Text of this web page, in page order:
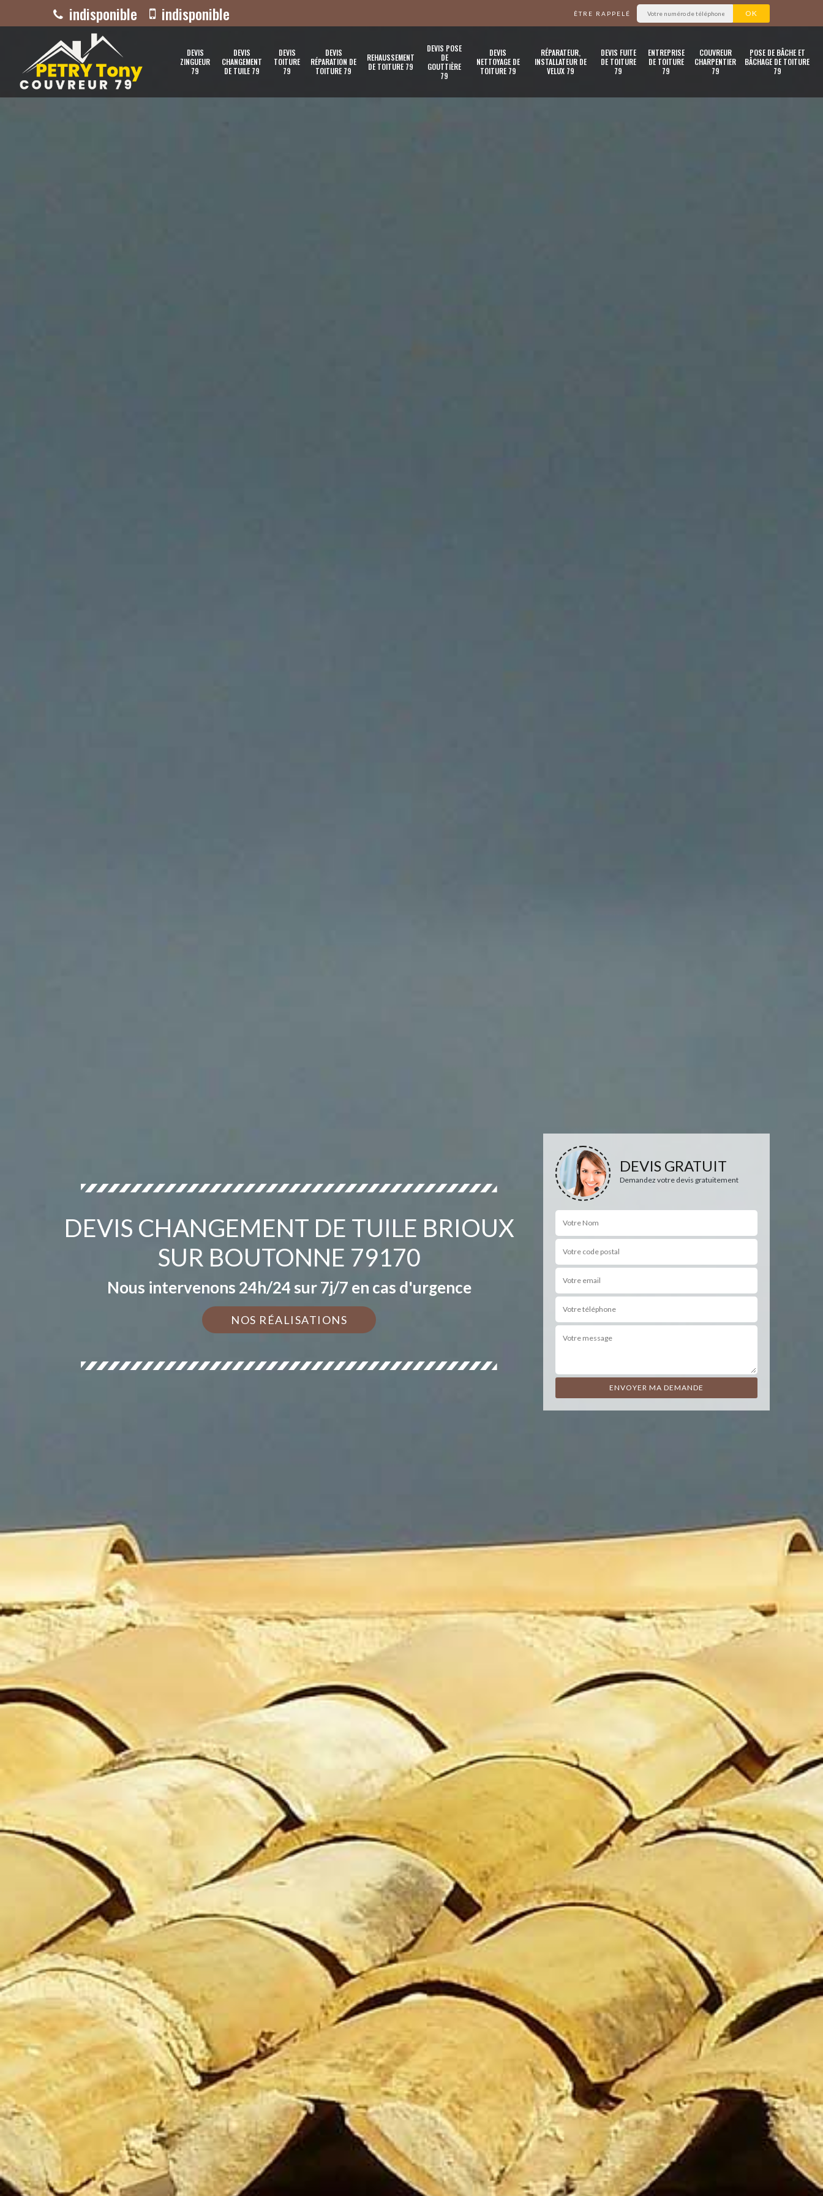
indisponible indisponible ÊTRE RAPPELÉ
DEVIS
ZINGUEUR
79
DEVIS
CHANGEMENT
DE TUILE 79
DEVIS
TOITURE
79
DEVIS
RÉPARATION DE
TOITURE 79
REHAUSSEMENT
DE TOITURE 79
DEVIS POSE
DE
GOUTTIÈRE
79
DEVIS
NETTOYAGE DE
TOITURE 79
RÉPARATEUR,
INSTALLATEUR DE
VELUX 79
DEVIS FUITE
DE TOITURE
79
ENTREPRISE
DE TOITURE
79
COUVREUR
CHARPENTIER
79
POSE DE BÂCHE ET
BÂCHAGE DE TOITURE
79
DEVIS CHANGEMENT DE TUILE BRIOUX
SUR BOUTONNE 79170
Nous intervenons 24h/24 sur 7j/7 en cas d'urgence
NOS RÉALISATIONS
DEVIS GRATUIT
Demandez votre devis gratuitement